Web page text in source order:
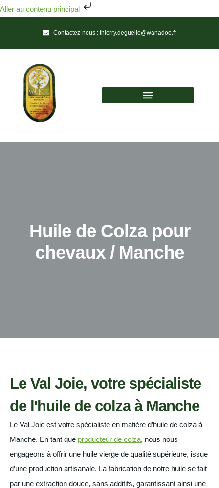
Aller au contenu principal
Contactez-nous :thierry.deguelle@wanadoo.fr
Huile de Colza pour
chevaux / Manche
Le Val Joie, votre spécialiste
de l'huile de colza à Manche
Le Val Joie est votre spécialiste en matière d’huile de colza à
Manche. En tant que producteur de colza, nous nous
engageons à offrir une huile vierge de qualité supérieure, issue
d’une production artisanale. La fabrication de notre huile se fait
par une extraction douce, sans additifs, garantissant ainsi une